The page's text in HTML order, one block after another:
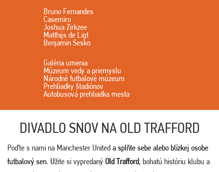
Bruno Fernandes
Casemiro
Joshua Zirkzee
Matthijs de Ligt
Benjamin Sesko
Galéria umenia
Múzeum vedy a priemyslu
Národné futbalové múzeum
Prehliadky štadiónov
Autobusová prehliadka mesta
DIVADLO SNOV NA OLD TRAFFORD
Poďte s nami na Manchester United a splňte sebe alebo blízkej osobe
futbalový sen. Užite si vypredaný Old Trafford, bohatú históriu klubu a